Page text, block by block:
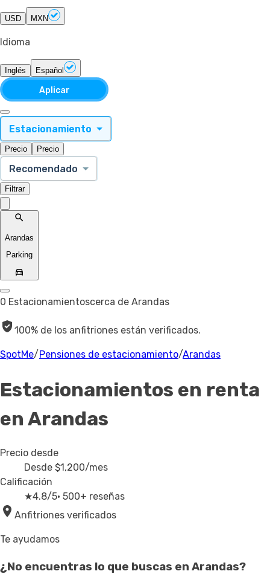
USD MXN
Idioma
Inglés Español
Aplicar
Estacionamiento
Precio Precio
Recomendado
Filtrar
Arandas
Parking
0 Estacionamientoscerca de Arandas
100% de los anfitriones están verificados.
SpotMe/ Pensiones de estacionamiento/Arandas
Estacionamientos en renta
en Arandas
Precio desde
Desde $1,200/mes
Calificación
★4.8/5· 500+ reseñas
Anfitriones verificados
Te ayudamos
¿No encuentras lo que buscas en Arandas?